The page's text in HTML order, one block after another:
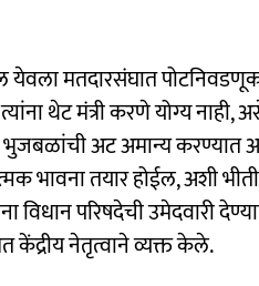
मतदारसंघात पोटनिवडणूक
थेट मंत्री करणे योग्य नाही,
भुजबळांची अट अमान्य
भावना तयार होईल, अशी
विधान परिषदेची उमेदवारी
केंद्रीय नेतृत्वाने व्यक्त केले.